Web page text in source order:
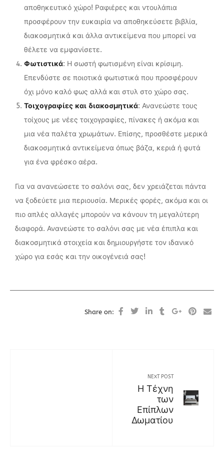
αποθηκευτικό χώρο! Ραφιέρες και ντουλάπια
προσφέρουν την ευκαιρία να αποθηκεύσετε βιβλία,
διακοσμητικά και άλλα αντικείμενα που μπορεί να
θέλετε να εμφανίσετε.
Φωτιστικά: Η σωστή φωτισμένη είναι κρίσιμη.
Επενδύστε σε ποιοτικά φωτιστικά που προσφέρουν
όχι μόνο καλό φως αλλά και στυλ στο χώρο σας.
Τοιχογραφίες και διακοσμητικά: Ανανεώστε τους
τοίχους με νέες τοιχογραφίες, πίνακες ή ακόμα και
μια νέα παλέτα χρωμάτων. Επίσης, προσθέστε μερικά
διακοσμητικά αντικείμενα όπως βάζα, κεριά ή φυτά
για ένα φρέσκο αέρα.
Για να ανανεώσετε το σαλόνι σας, δεν χρειάζεται πάντα
να ξοδεύετε μια περιουσία. Μερικές φορές, ακόμα και οι
πιο απλές αλλαγές μπορούν να κάνουν τη μεγαλύτερη
διαφορά. Ανανεώστε το σαλόνι σας με νέα έπιπλα και
διακοσμητικά στοιχεία και δημιουργήστε τον ιδανικό
χώρο για εσάς και την οικογένειά σας!
Share on:
NEXT POST
Η Τέχνη
των
Επίπλων
Δωματίου